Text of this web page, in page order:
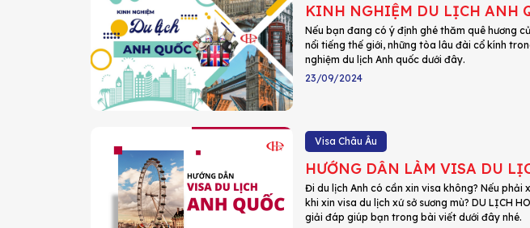
KINH NGHIỆM DU LỊCH ANH
Nếu bạn đang có ý định ghé thăm quê hương
nổi tiếng thế giới, những tòa lâu đài cổ kính
nghiệm du lịch Anh quốc dưới đây.
23/09/2024
Visa Châu Âu
Đi du lịch Anh có cần xin visa không? Nếu phải
khi xin visa du lịch xứ sở sương mù? DU LỊCH
giải đáp giúp bạn trong bài viết dưới đây nhé.